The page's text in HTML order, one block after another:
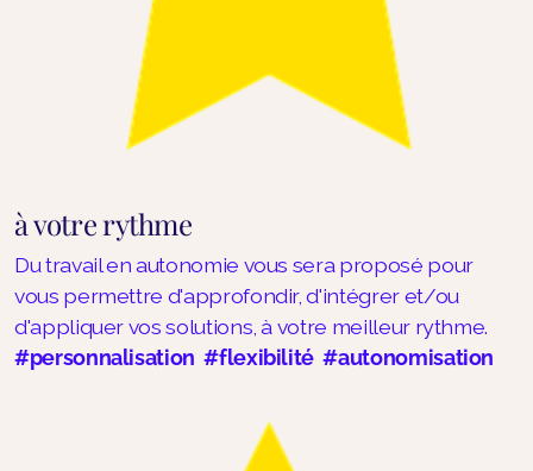
à votre rythme
Du travail en autonomie vous sera proposé pour
vous permettre d'approfondir, d'intégrer et/ou
d'appliquer vos solutions, à votre meilleur rythme.
#personnalisation #flexibilité #autonomisation